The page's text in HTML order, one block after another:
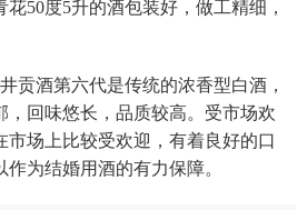
50度5升的酒包装好，做工精细，
贡酒第六代是传统的浓香型白酒，
，回味悠长，品质较高。受市场欢
市场上比较受欢迎，有着良好的口
为结婚用酒的有力保障。